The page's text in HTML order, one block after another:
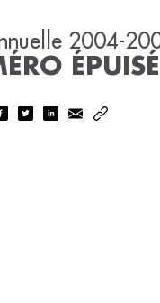
2004-
ÉPUISÉ